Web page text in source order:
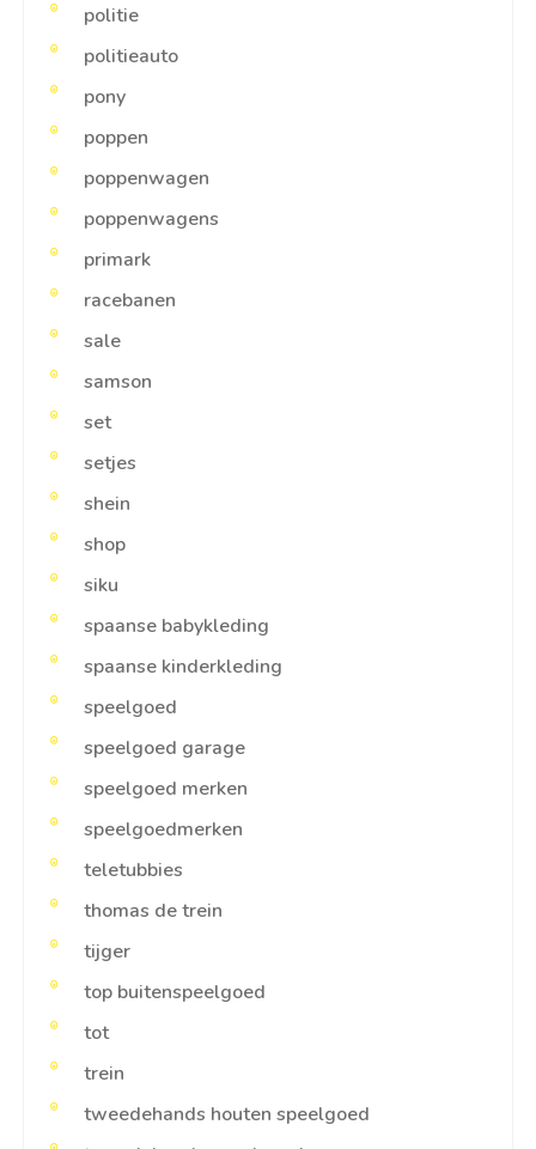
politie
politieauto
pony
poppen
poppenwagen
poppenwagens
primark
racebanen
sale
samson
set
setjes
shein
shop
siku
spaanse babykleding
spaanse kinderkleding
speelgoed
speelgoed garage
speelgoed merken
speelgoedmerken
teletubbies
thomas de trein
tijger
top buitenspeelgoed
tot
trein
tweedehands houten speelgoed